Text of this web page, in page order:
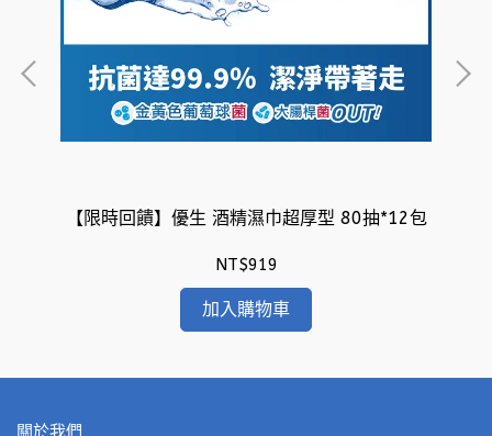
【限時回饋】優生 酒精濕巾超厚型 80抽*12包
NT$919
加入購物車
關於我們